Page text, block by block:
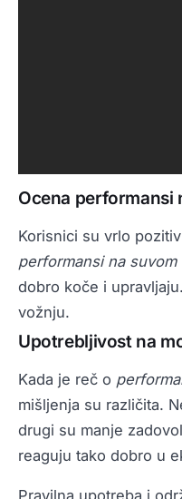
Ocena performansi
Korisnici su vrlo
performansi na
dobro koče i
vožnju.
Upotrebljivost na
Kada je reč o
mišljenja su različita.
drugi su manje
reaguju tako dobro u
Pravilna upotreba i